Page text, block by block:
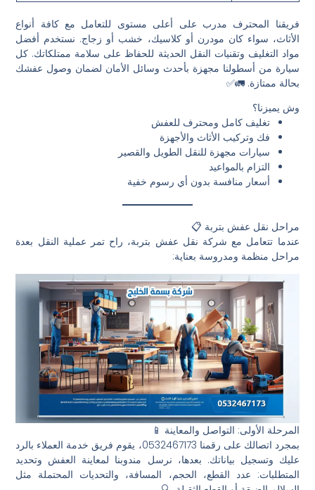
فريقنا المحترف مدرب على أعلى مستوى للتعامل مع كافة أنواع
الأثاث، سواء كان مودرن أو كلاسيك، خشب أو زجاج. نستخدم أفضل
مواد التغليف وتقنيات النقل الحديثة للحفاظ على سلامة ممتلكاتك. كل
سيارة من أسطولنا مجهزة بأحدث وسائل الأمان لضمان وصول عفشك
بحالة ممتازة. 🚛✅
وش يميزنا؟
تغليف كامل ومحترف للعفش
فك وتركيب الأثاث والأجهزة
سيارات مجهزة للنقل الطويل والقصير
التزام بالمواعيد
أسعار منافسة بدون أي رسوم خفية
مراحل نقل عفش بتربة 📋
عندما تتعامل مع شركة نقل عفش بتربة، راح تمر عملية النقل بعدة
مراحل منظمة ومدروسة بعناية:
المرحلة الأولى: التواصل والمعاينة 📱
بمجرد اتصالك على رقمنا 0532467173، يقوم فريق خدمة العملاء بالرد
عليك وتسجيل بياناتك. بعدها، نرسل مندوبنا لمعاينة العفش وتحديد
المتطلبات: عدد القطع، الحجم، المسافة، والتحديات المحتملة مثل